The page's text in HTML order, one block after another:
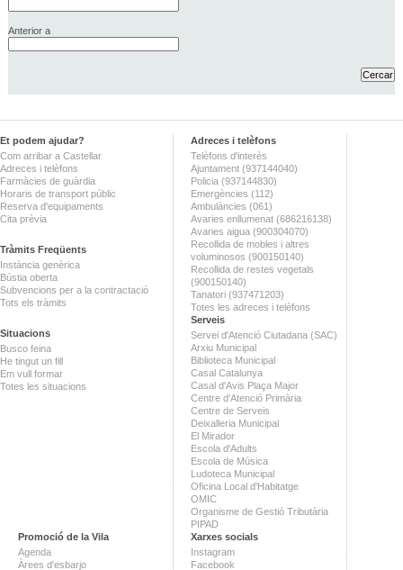
Anterior a
Et podem ajudar?
Com arribar a Castellar
Adreces i telèfons
Farmàcies de guàrdia
Horaris de transport públic
Reserva d'equipaments
Cita prèvia
Tràmits Freqüents
Instància genèrica
Bústia oberta
Subvencions per a la contractació
Tots els tràmits
Situacions
Busco feina
He tingut un fill
Em vull formar
Totes les situacions
Adreces i telèfons
Telèfons d'interès
Ajuntament (937144040)
Policia (937144830)
Emergències (112)
Ambulàncies (061)
Avaries enllumenat (686216138)
Avaries aigua (900304070)
Recollida de mobles i altres
voluminosos (900150140)
Recollida de restes vegetals
(900150140)
Tanatori (937471203)
Totes les adreces i telèfons
Serveis
Servei d'Atenció Ciutadana (SAC)
Arxiu Municipal
Biblioteca Municipal
Casal Catalunya
Casal d'Avis Plaça Major
Centre d'Atenció Primària
Centre de Serveis
Deixalleria Municipal
El Mirador
Escola d'Adults
Escola de Música
Ludoteca Municipal
Oficina Local d'Habitatge
OMIC
Organisme de Gestió Tributària
PIPAD
Promoció de la Vila
Agenda
Àrees d'esbarjo
Xarxes socials
Instagram
Facebook